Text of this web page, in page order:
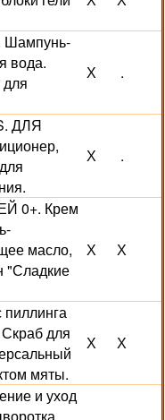
вода.
Х .
ДЛЯ
Х .
0+. Крем
масло,
"Сладкие
Х Х
пиллинга
Скраб для
мяты.
Х Х
и уход